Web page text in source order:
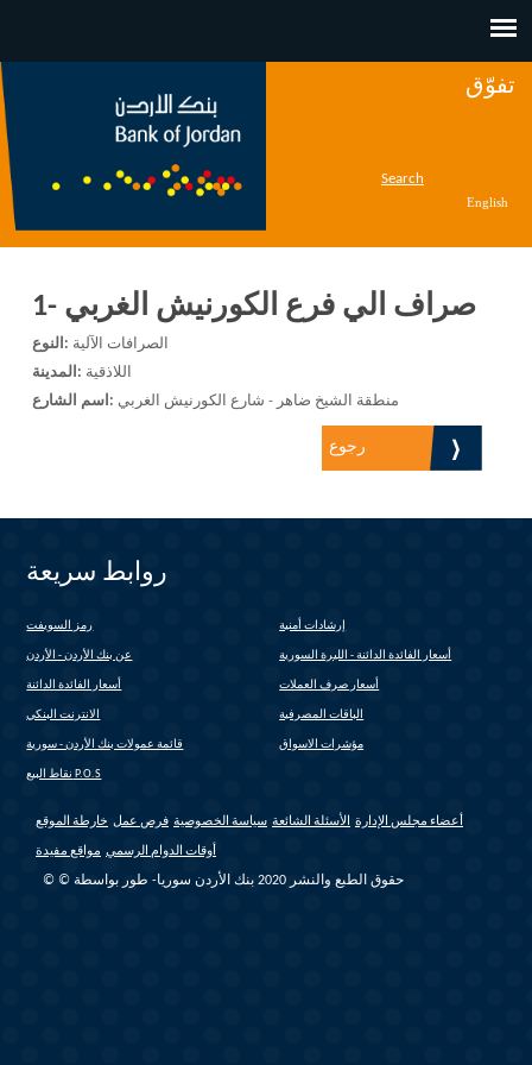
تفوّق
Search
English
صراف الي فرع الكورنيش الغربي -1
النوع: الصرافات الآلية
المدينة: اللاذقية
اسم الشارع: منطقة الشيخ ضاهر - شارع الكورنيش الغربي
رجوع
روابط سريعة
رمز السويفت إرشادات أمنية
عن بنك الأردن - الأردن أسعار الفائدة الدائنة - الليرة السورية
أسعار الفائدة الدائنة أسعار صرف العملات
الانترنت البنكي الباقات المصرفية
قائمة عمولات بنك الأردن - سورية مؤشرات الاسواق
نقاط البيع P.O.S
خارطة الموقع فرص عمل سياسة الخصوصية الأسئلة الشائعة أعضاء مجلس الإدارة
مواقع مفيدة أوقات الدوام الرسمي
© © حقوق الطبع والنشر 2020 بنك الأردن سوريا- طور بواسطة